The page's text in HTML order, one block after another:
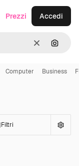
CancellaCerca
Prezzi Accedi
Computer Business
Filtri